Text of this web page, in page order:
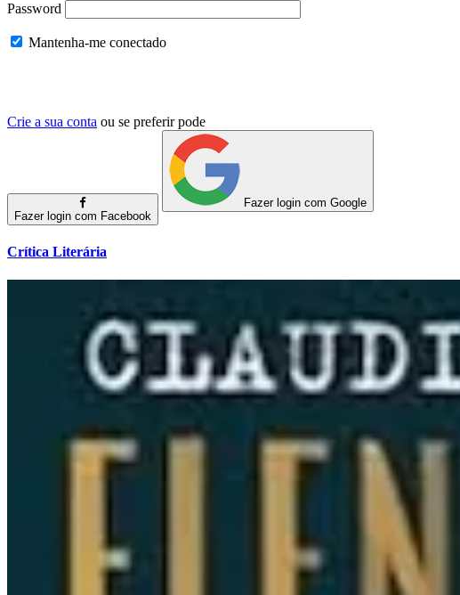
Password
Mantenha-me conectado
Crie a sua conta ou se preferir pode
Fazer login com Facebook
Fazer login com Google
Crítica Literária